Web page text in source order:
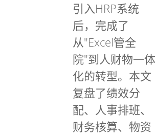
引入HRP系统
后，完成了
从"Excel管全
院"到人财物一体
化的转型。本文
复盘了绩效分
配、人事排班、
财务核算、物资